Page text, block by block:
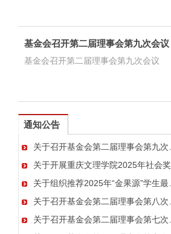
基金会召开第二届理事会第九次会议
基金会召开第二届理事会第九次会议
通知公告
关于召开基金会第二届理事会第九次会议的通知
关于开展重庆文理学院2025年社会奖学金评选工作的通知
关于组织推荐2025年“金果源”学生最喜爱的教师奖的通知
关于召开基金会第二届理事会第八次会议的通知
关于召开基金会第二届理事会第七次会议的通知